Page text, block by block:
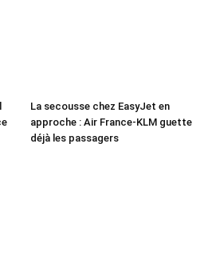
La secousse chez EasyJet en
approche : Air France-KLM guette
déjà les passagers